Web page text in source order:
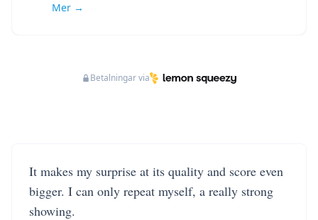
Mer →
Betalningar via
It makes my surprise at its quality and score even
bigger. I can only repeat myself, a really strong
showing.